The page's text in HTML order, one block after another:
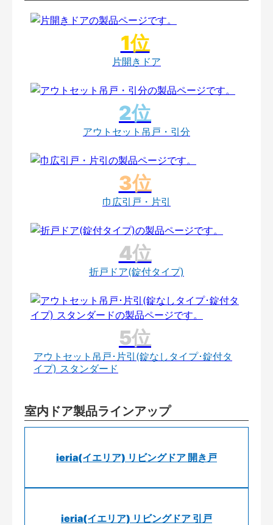
片開きドア
アウトセット吊戸・引分
巾広引戸・片引
折戸ドア(錠付タイプ)
アウトセット吊戸･片引(錠なしタイプ･錠付タ
イプ) スタンダード
室内ドア製品ラインアップ
ieria(イエリア) リビングドア 開き戸
ieria(イエリア) リビングドア 引戸